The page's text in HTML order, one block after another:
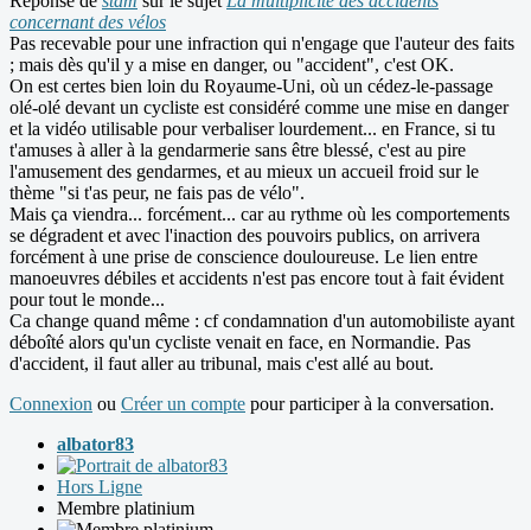
concernant des vélos
Pas recevable pour une infraction qui n'engage que l'auteur des faits
; mais dès qu'il y a mise en danger, ou "accident", c'est OK.
On est certes bien loin du Royaume-Uni, où un cédez-le-passage
olé-olé devant un cycliste est considéré comme une mise en danger
et la vidéo utilisable pour verbaliser lourdement... en France, si tu
t'amuses à aller à la gendarmerie sans être blessé, c'est au pire
l'amusement des gendarmes, et au mieux un accueil froid sur le
thème "si t'as peur, ne fais pas de vélo".
Mais ça viendra... forcément... car au rythme où les comportements
se dégradent et avec l'inaction des pouvoirs publics, on arrivera
forcément à une prise de conscience douloureuse. Le lien entre
manoeuvres débiles et accidents n'est pas encore tout à fait évident
pour tout le monde...
Ca change quand même : cf condamnation d'un automobiliste ayant
déboîté alors qu'un cycliste venait en face, en Normandie. Pas
d'accident, il faut aller au tribunal, mais c'est allé au bout.
Connexion ou Créer un compte pour participer à la conversation.
albator83
Hors Ligne
Membre platinium